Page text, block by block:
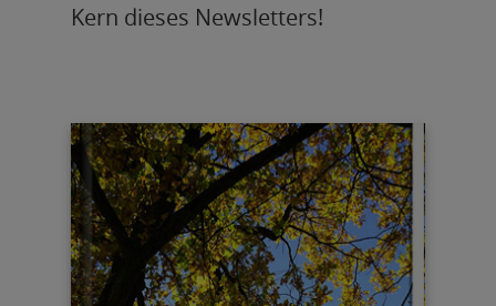
Kern dieses Newsletters!